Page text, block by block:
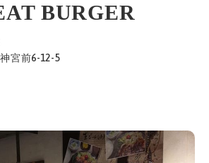
BURGER
宮前6-12-5